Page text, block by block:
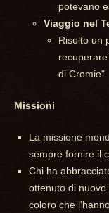
potevano
Viaggio nel
Risolto un
di Cromie".
Missioni
La missione
sempre fornire il
Chi ha
ottenuto di
coloro che